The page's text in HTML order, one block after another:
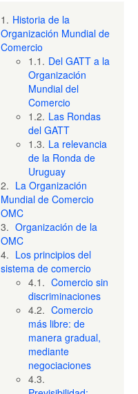
1. Historia de la
Organización Mundial de
Comercio
1.1. Del GATT a la
Organización
Mundial del
Comercio
1.2. Las Rondas
del GATT
1.3. La relevancia
de la Ronda de
Uruguay
2. La Organización
Mundial de Comercio
OMC
3. Organización de la
OMC
4. Los principios del
sistema de comercio
4.1. Comercio sin
discriminaciones
4.2. Comercio
más libre: de
manera gradual,
mediante
negociaciones
4.3.